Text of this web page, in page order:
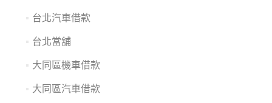
台北汽車借款
台北當舖
大同區機車借款
大同區汽車借款